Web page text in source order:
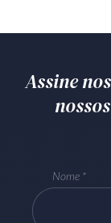
Assine
Nome